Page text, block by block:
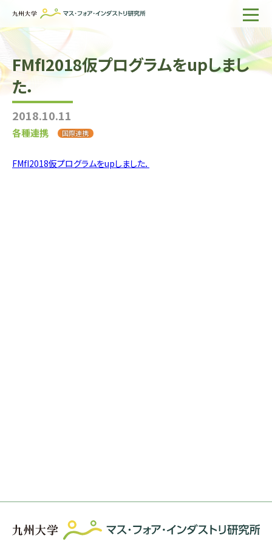
ホーム
IMIについて
組織・所員
研究活動
出版物一覧
FMfI2018仮プログラムをupしまし
た．
2018.10.11
各種連携 国際連携
FMfI2018仮プログラムをupしました．